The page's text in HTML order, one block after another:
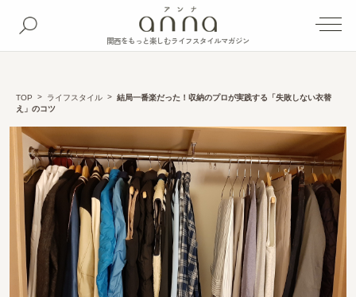
関西をもっと楽しむライフスタイルマガジン
TOP ライフスタイル
結局一番楽だった！収納のプロが実践する「失敗しない衣替
え」のコツ